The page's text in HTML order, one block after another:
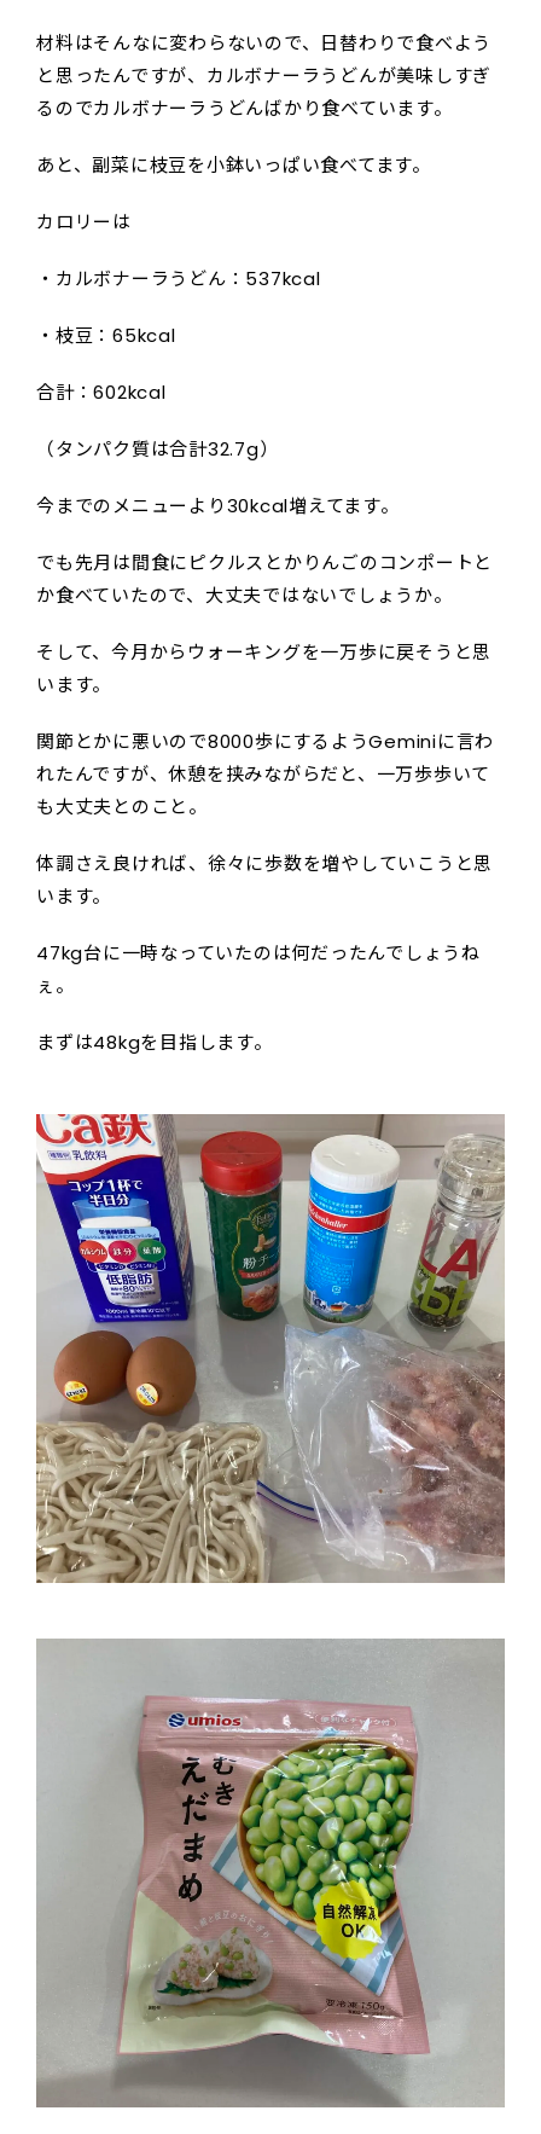
材料はそんなに変わらないので、日替わりで食べよう
と思ったんですが、カルボナーラうどんが美味しすぎ
るのでカルボナーラうどんばかり食べています。
あと、副菜に枝豆を小鉢いっぱい食べてます。
カロリーは
・カルボナーラうどん：537kcal
・枝豆：65kcal
合計：602kcal
（タンパク質は合計32.7g）
今までのメニューより30kcal増えてます。
でも先月は間食にピクルスとかりんごのコンポートと
か食べていたので、大丈夫ではないでしょうか。
そして、今月からウォーキングを一万歩に戻そうと思
います。
関節とかに悪いので8000歩にするようGeminiに言わ
れたんですが、休憩を挟みながらだと、一万歩歩いて
も大丈夫とのこと。
体調さえ良ければ、徐々に歩数を増やしていこうと思
います。
47kg台に一時なっていたのは何だったんでしょうね
ぇ。
まずは48kgを目指します。